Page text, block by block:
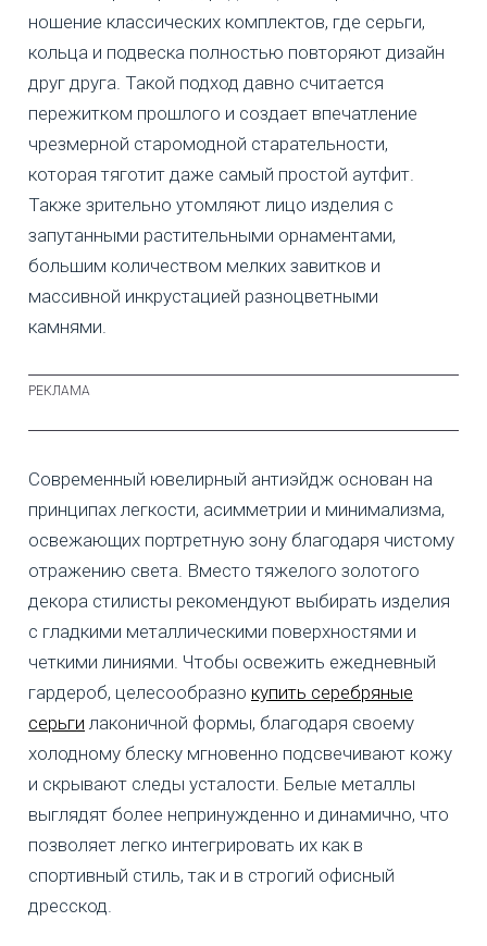
ношение классических комплектов, где серьги,
кольца и подвеска полностью повторяют дизайн
друг друга. Такой подход давно считается
пережитком прошлого и создает впечатление
чрезмерной старомодной старательности,
которая тяготит даже самый простой аутфит.
Также зрительно утомляют лицо изделия с
запутанными растительными орнаментами,
большим количеством мелких завитков и
массивной инкрустацией разноцветными
камнями.
Современный ювелирный антиэйдж основан на
принципах легкости, асимметрии и минимализма,
освежающих портретную зону благодаря чистому
отражению света. Вместо тяжелого золотого
декора стилисты рекомендуют выбирать изделия
с гладкими металлическими поверхностями и
четкими линиями. Чтобы освежить ежедневный
гардероб, целесообразно купить серебряные
серьги лаконичной формы, благодаря своему
холодному блеску мгновенно подсвечивают кожу
и скрывают следы усталости. Белые металлы
выглядят более непринужденно и динамично, что
позволяет легко интегрировать их как в
спортивный стиль, так и в строгий офисный
дресскод.